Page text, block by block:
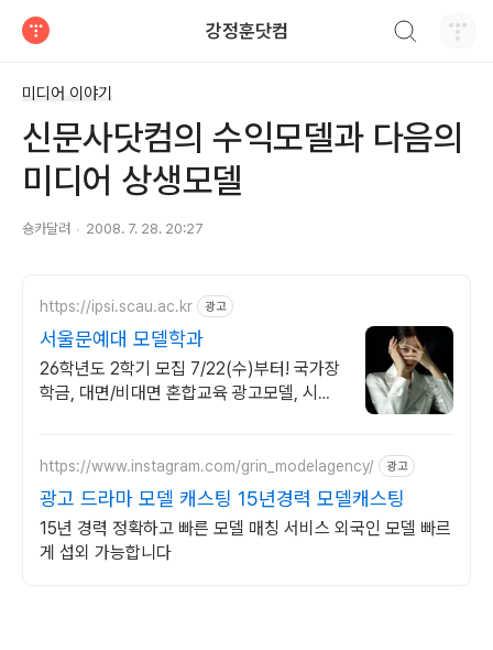
강정훈닷컴
미디어 이야기
신문사닷컴의 수익모델과 다음의
미디어 상생모델
숑카달려 2008. 7. 28. 20:27
https://ipsi.scau.ac.kr 광고
서울문예대 모델학과
26학년도 2학기 모집 7/22(수)부터! 국가장
학금, 대면/비대면 혼합교육 광고모델, 시니
https://www.instagram.com/grin_modelagency/ 광고
광고 드라마 모델 캐스팅 15년경력 모델캐스팅
15년 경력 정확하고 빠른 모델 매칭 서비스 외국인 모델 빠르
게 섭외 가능합니다